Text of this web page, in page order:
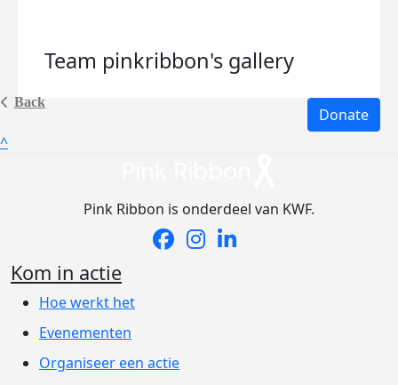
Back
Team pinkribbon's gallery
Donate
^
Pink Ribbon is onderdeel van KWF.
Kom in actie
Hoe werkt het
Evenementen
Organiseer een actie